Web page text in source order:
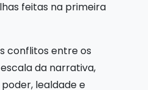
feitas na primeira
conflitos entre os
da narrativa,
lealdade e